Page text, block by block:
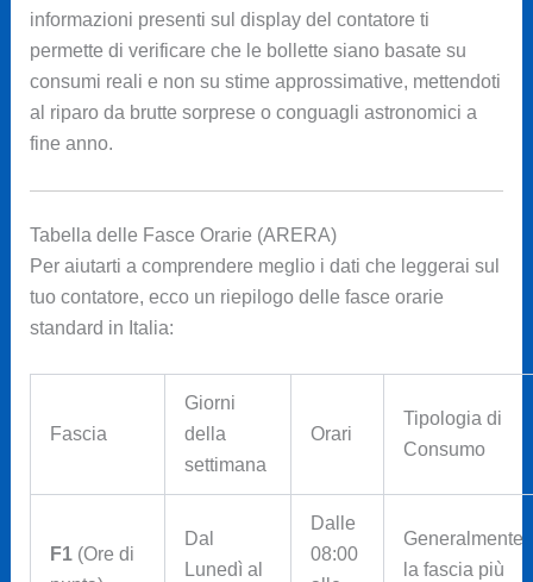
informazioni presenti sul display del contatore ti
permette di verificare che le bollette siano basate su
consumi reali e non su stime approssimative, mettendoti
al riparo da brutte sorprese o conguagli astronomici a
fine anno.
Tabella delle Fasce Orarie (ARERA)
Per aiutarti a comprendere meglio i dati che leggerai sul
tuo contatore, ecco un riepilogo delle fasce orarie
standard in Italia:
Fascia
Giorni
della
settimana
Orari
Tipologia di
Consumo
F1(Ore di
Dal
Lunedì al
Dalle
08:00
Generalmente
la fascia più